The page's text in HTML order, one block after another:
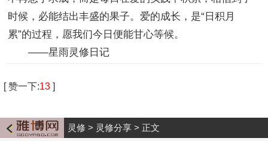
时候，必能结出丰盛的果子。爱的成长，是“日积月
累”的过程，愿我们今日便能甘心等候。
——星雨灵修日记
[赞一下:13 ]
灵修 > 灵修分享 > 正文